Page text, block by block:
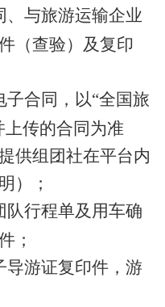
、与旅游运输企业
（查验） 及复印
子合同，以“全国旅
上传的合同为准
供组团社在平台内
）；
队行程单及用车确
；
导游证复印件，游